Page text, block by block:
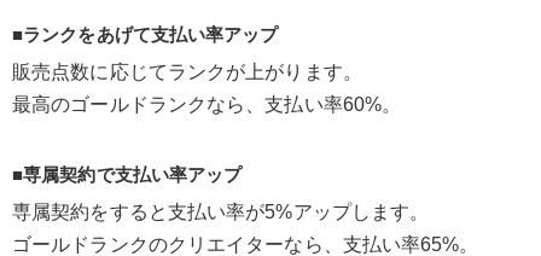
■ランクをあげて支払い率アップ
販売点数に応じてランクが上がります。
最高のゴールドランクなら、支払い率60%。
■専属契約で支払い率アップ
専属契約をすると支払い率が5%アップします。
ゴールドランクのクリエイターなら、支払い率65%。